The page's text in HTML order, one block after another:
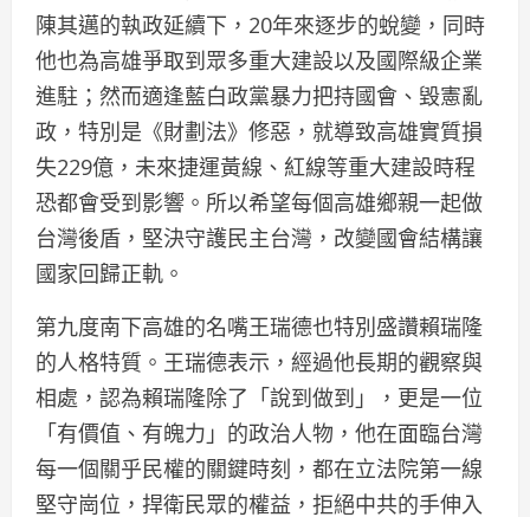
陳其邁的執政延續下，20年來逐步的蛻變，同時
他也為高雄爭取到眾多重大建設以及國際級企業
進駐；然而適逢藍白政黨暴力把持國會、毀憲亂
政，特別是《財劃法》修惡，就導致高雄實質損
失229億，未來捷運黃線、紅線等重大建設時程
恐都會受到影響。所以希望每個高雄鄉親一起做
台灣後盾，堅決守護民主台灣，改變國會結構讓
國家回歸正軌。
第九度南下高雄的名嘴王瑞德也特別盛讚賴瑞隆
的人格特質。王瑞德表示，經過他長期的觀察與
相處，認為賴瑞隆除了「說到做到」，更是一位
「有價值、有魄力」的政治人物，他在面臨台灣
每一個關乎民權的關鍵時刻，都在立法院第一線
堅守崗位，捍衛民眾的權益，拒絕中共的手伸入